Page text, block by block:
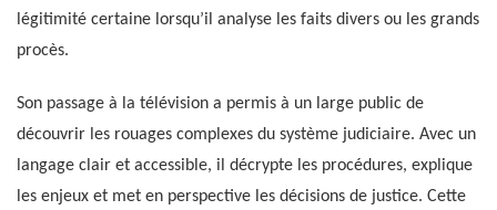
légitimité certaine lorsqu’il analyse les faits divers ou les grands
procès.
Son passage à la télévision a permis à un large public de
découvrir les rouages complexes du système judiciaire. Avec un
langage clair et accessible, il décrypte les procédures, explique
les enjeux et met en perspective les décisions de justice. Cette